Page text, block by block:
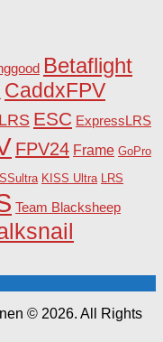
Betaflight
CaddxFPV
ESC ExpressLRS
FPV24 Frame GoPro
KISS Ultra LRS
Team Blacksheep
© 2026. All Rights